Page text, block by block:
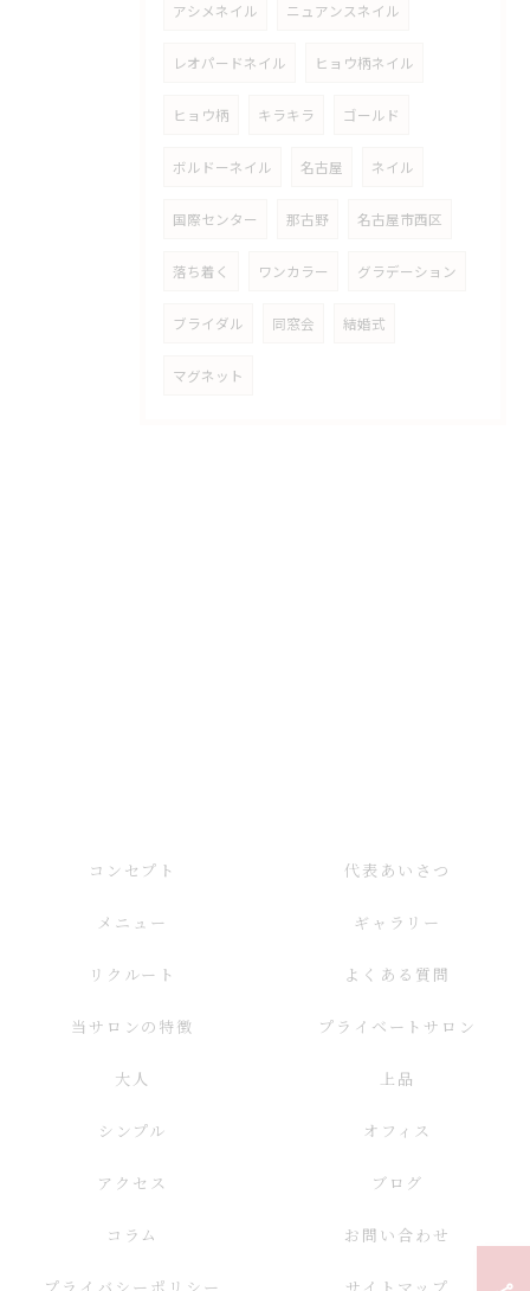
アシメネイル ニュアンスネイル
レオパードネイル ヒョウ柄ネイル
ヒョウ柄 キラキラ ゴールド
ボルドーネイル 名古屋 ネイル
国際センター 那古野 名古屋市西区
落ち着く ワンカラー グラデーション
ブライダル 同窓会 結婚式
マグネット
コンセプト 代表あいさつ
メニュー ギャラリー
リクルート よくある質問
当サロンの特徴 プライベートサロン
大人 上品
シンプル オフィス
アクセス ブログ
コラム お問い合わせ
プライバシーポリシー サイトマップ